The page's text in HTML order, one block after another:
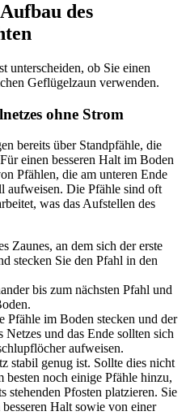
des
unterscheiden, ob Sie einen
Geflügelzaun verwenden.
ohne Strom
bereits über Standpfähle, die
einen besseren Halt im Boden
Pfählen, die am unteren Ende
aufweisen. Die Pfähle sind oft
was das Aufstellen des
Zaunes, an dem sich der erste
stecken Sie den Pfahl in den
bis zum nächsten Pfahl und
Pfähle im Boden stecken und der
und das Ende sollten sich
aufweisen.
stabil genug ist. Sollte dies nicht
besten noch einige Pfähle hinzu,
stehenden Pfosten platzieren. Sie
Halt sowie von einer